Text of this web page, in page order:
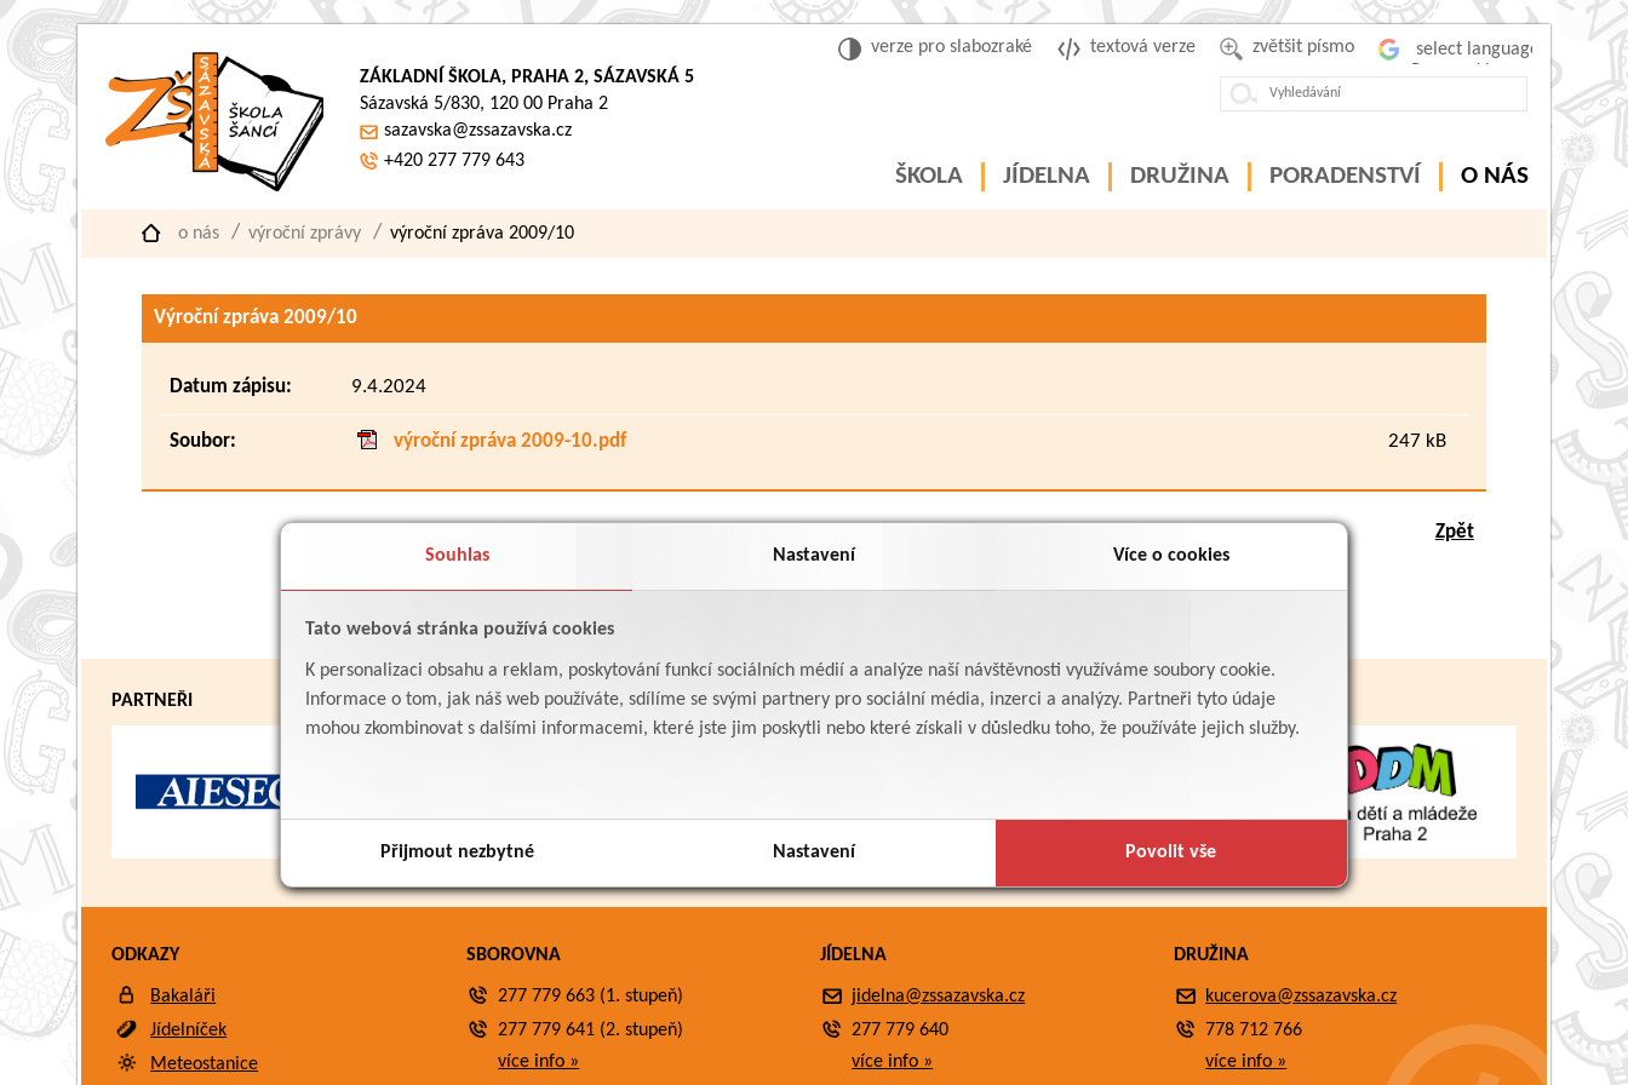
Souhlas Nastavení Více o cookies
Tato webová stránka používá cookies
K personalizaci obsahu a reklam, poskytování funkcí sociálních médií a analýze naší návštěvnosti využíváme soubory cookie.
Informace o tom, jak náš web používáte, sdílíme se svými partnery pro sociální média, inzerci a analýzy. Partneři tyto údaje
mohou zkombinovat s dalšími informacemi, které jste jim poskytli nebo které získali v důsledku toho, že používáte jejich služby.
Přijmout nezbytné Nastavení Povolit vše
zvětšit písmo
textová verze
verze pro slabozraké
ZÁKLADNÍ ŠKOLA, PRAHA 2, SÁZAVSKÁ 5
Sázavská 5/830, 120 00 Praha 2
sazavska@zssazavska.cz
+420 277 779 643
ŠKOLA JÍDELNA DRUŽINA PORADENSTVÍ O NÁS
o nás výroční zprávy výroční zpráva 2009/10
Výroční zpráva 2009/10
Datum zápisu: 9.4.2024
Soubor: výroční zpráva 2009-10.pdf 247 kB
Zpět
PARTNEŘI
ODKAZY
Bakaláři
Jídelníček
Meteostanice
SBOROVNA
277 779 663 (1. stupeň)
277 779 641 (2. stupeň)
více info »
JÍDELNA
jidelna@zssazavska.cz
277 779 640
více info »
DRUŽINA
kucerova@zssazavska.cz
778 712 766
více info »